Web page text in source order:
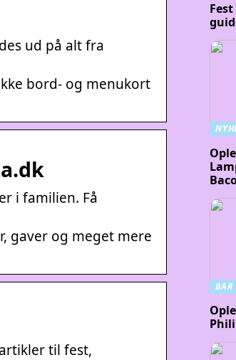
ud på alt fra
bord- og menukort
i familien. Få
gaver og meget mere
til fest,
BAR